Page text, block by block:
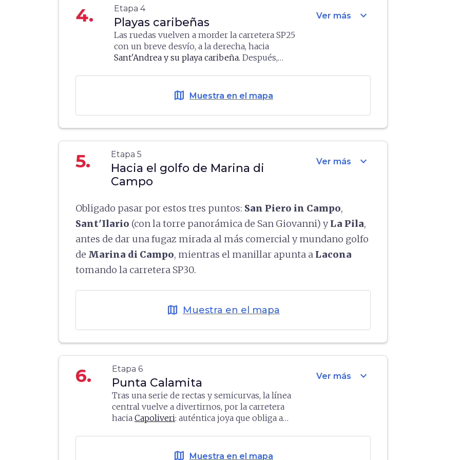
Archipiélago toscano
4. Etapa 4
Playas caribeñas
Las ruedas vuelven a morder la carretera SP25
con un breve desvío, a la derecha, hacia
Sant'Andrea y su playa caribeña. Después,
con su posición privilegiada al atardecer,
aprietan la palanca de freno. EnFetovaiay
Cavoli, playas famosísimas, vuelve a ponerte el
bañador.
Ver más expand_more
map Muestra en el mapa
5. Etapa 5
Hacia el golfo de Marina di
Campo
Ver más expand_more
Obligado pasar por estos tres puntos: San Piero in Campo,
Sant'Ilario (con la torre panorámica de San Giovanni) yLa Pila,
antes de dar una fugaz mirada al más comercial y mundano golfo
de Marina di Campo, mientras el manillar apunta a Lacona
tomando la carretera SP30.
map Muestra en el mapa
6. Etapa 6
Punta Calamita
Tras una serie de rectas y semicurvas, la línea
central vuelve a divertirnos, por la carretera
hacia Capoliveri: auténtica joya que obliga a
privadas (con tramos peatonales) desvelan la
Ver más expand_more
map Muestra en el mapa